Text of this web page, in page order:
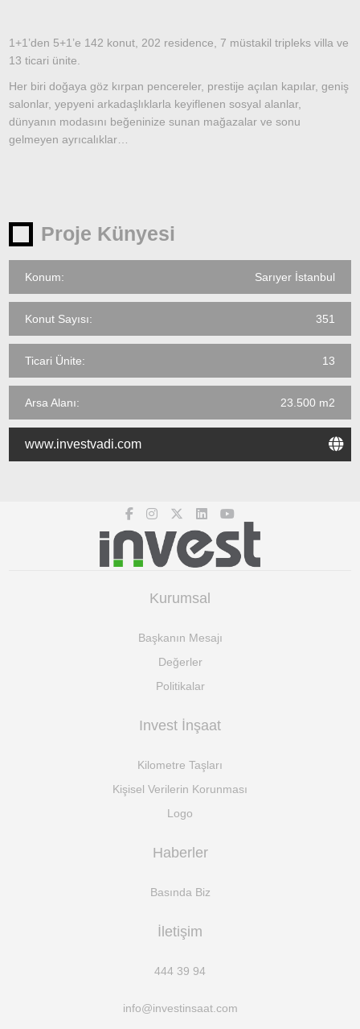
Proje Künyesi
Konum: Sarıyer İstanbul
Konut Sayısı: 351
Ticari Ünite: 13
Arsa Alanı: 23.500 m2
www.investvadi.com
1+1’den 5+1’e 142 konut, 202 residence, 7 müstakil tripleks villa ve
13 ticari ünite.
Her biri doğaya göz kırpan pencereler, prestije açılan kapılar, geniş
salonlar, yepyeni arkadaşlıklarla keyiflenen sosyal alanlar,
dünyanın modasını beğeninize sunan mağazalar ve sonu
gelmeyen ayrıcalıklar…
Kurumsal
Başkanın Mesajı
Değerler
Politikalar
Invest İnşaat
Kilometre Taşları
Kişisel Verilerin Korunması
Logo
Haberler
Basında Biz
İletişim
444 39 94
info@investinsaat.com